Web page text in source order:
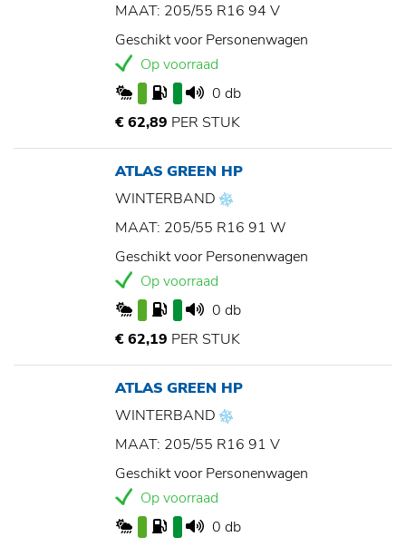
MAAT: 205/55 R16 94 V
Geschikt voor Personenwagen
Op voorraad
0 db
€ 62,89 PER STUK
ATLAS GREEN HP
WINTERBAND
MAAT: 205/55 R16 91 W
Geschikt voor Personenwagen
Op voorraad
0 db
€ 62,19 PER STUK
ATLAS GREEN HP
WINTERBAND
MAAT: 205/55 R16 91 V
Geschikt voor Personenwagen
Op voorraad
0 db